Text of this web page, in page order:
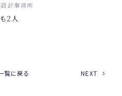
計事務所
2人
覧に戻る NEXT